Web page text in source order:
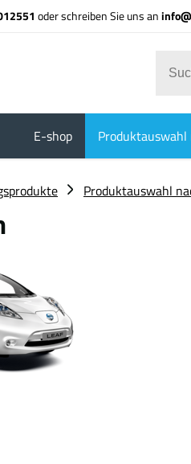
oder schreiben Sie uns an
E-shop
Produktauswahl